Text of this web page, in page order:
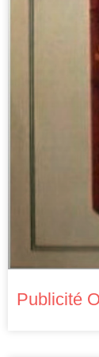
Publicité